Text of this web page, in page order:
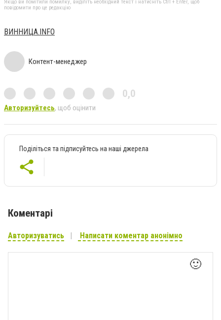
Якщо ви помітили помилку, виділіть необхідний текст і натисніть Ctrl + Enter, щоб
повідомити про це редакцію
ВИННИЦА.INFO
Контент-менеджер
0,0
Авторизуйтесь, щоб оцінити
Поділіться та підписуйтесь на наші джерела
Коментарі
Авторизуватись Написати коментар анонімно
🙂